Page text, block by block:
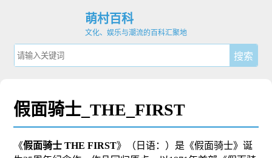
萌村百科
文化、娱乐与潮流的百科汇聚地
假面骑士_THE_FIRST
《假面骑士 THE FIRST》（ 日语： ）是《假面骑士》诞